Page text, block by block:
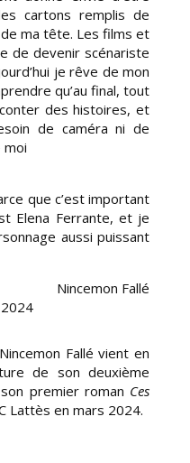
cartons remplis de
ma tête. Les films et
de devenir scénariste
je rêve de mon
qu’au final, tout
des histoires, et
de caméra ni de
que c’est important
Elena Ferrante, et je
aussi puissant
Nincemon Fallé
Fallé vient en
de son deuxième
premier roman Ces
Lattès en mars 2024.